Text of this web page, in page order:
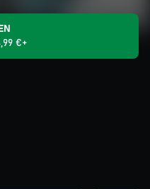
€+